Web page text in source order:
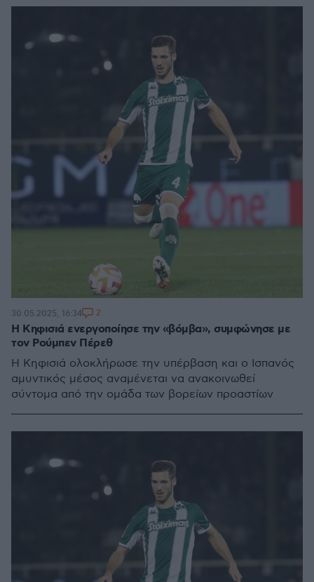
Η Κηφισιά ενεργοποίησε την «βόμβα», συμφώνησε με
τον Ρούμπεν Πέρεθ
Η Κηφισιά ολοκλήρωσε την υπέρβαση και ο Ισπανός
αμυντικός μέσος αναμένεται να ανακοινωθεί
σύντομα από την ομάδα των βορείων προαστίων
30.05.2025, 16:34 2